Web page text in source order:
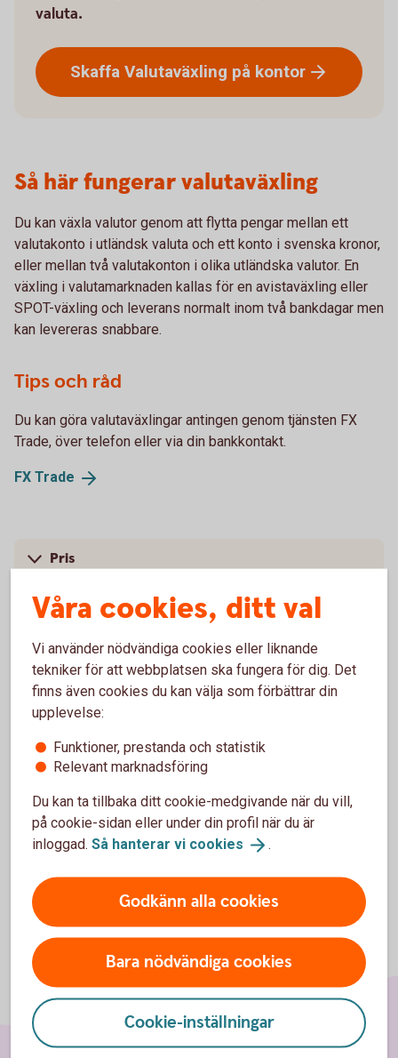
valuta.
Skaffa Valutaväxling på kontor
Så här fungerar valutaväxling
Du kan växla valutor genom att flytta pengar mellan ett
valutakonto i utländsk valuta och ett konto i svenska kronor,
eller mellan två valutakonton i olika utländska valutor. En
växling i valutamarknaden kallas för en avistaväxling eller
SPOT-växling och leverans normalt inom två bankdagar men
kan levereras snabbare.
Tips och råd
Du kan göra valutaväxlingar antingen genom tjänsten FX
Trade, över telefon eller via din bankkontakt.
FX Trade
Pris
Skaffa tjänsten
För att se detta innehåll behöver du först
godkänna cookies för Funktioner, prestanda
och statistik.
Inställningar för cookies
Våra cookies, ditt val
Vi använder nödvändiga cookies eller liknande
tekniker för att webbplatsen ska fungera för dig. Det
finns även cookies du kan välja som förbättrar din
upplevelse:
Funktioner, prestanda och statistik
Relevant marknadsföring
Du kan ta tillbaka ditt cookie-medgivande när du vill,
på cookie-sidan eller under din profil när du är
inloggad. Så hanterar vi cookies .
Godkänn alla cookies
Bara nödvändiga cookies
Cookie-inställningar